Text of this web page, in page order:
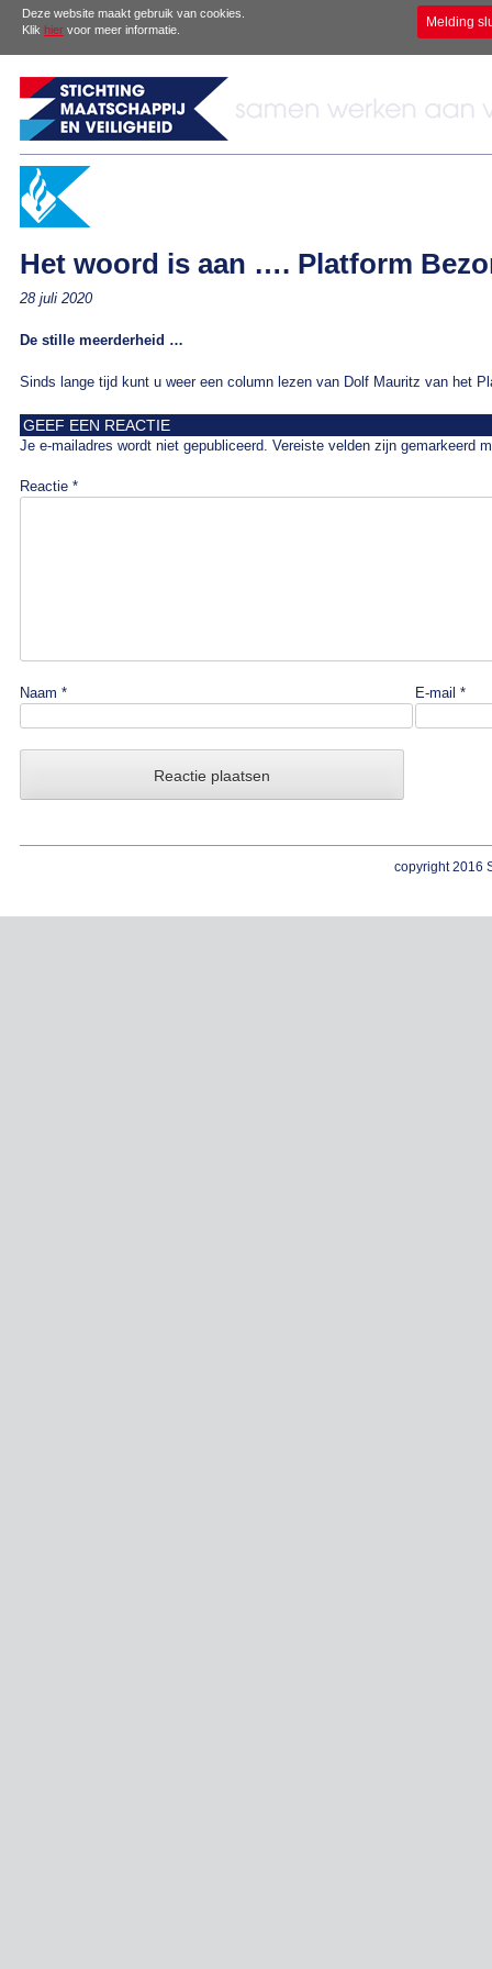
Deze website maakt gebruik van cookies.
Klik hier voor meer informatie. Melding
Het woord is aan …. Platform
28 juli 2020
De stille meerderheid …
Sinds lange tijd kunt u weer een column lezen van Dolf Mauritz van het
GEEF EEN REACTIE
Je e-mailadres wordt niet gepubliceerd. Vereiste velden zijn gemarkeerd
Reactie *
Naam * E-mail *
copyright 2016